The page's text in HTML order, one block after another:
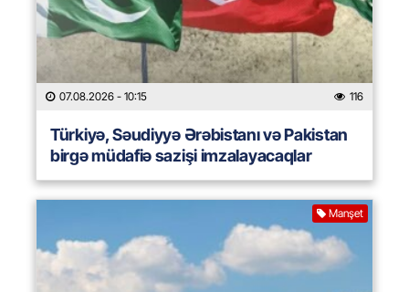
07.08.2026 - 10:15 116
Türkiyə, Səudiyyə Ərəbistanı və Pakistan
birgə müdafiə sazişi imzalayacaqlar
Manşet